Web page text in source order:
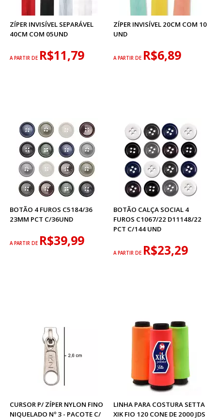
ZÍPER INVISÍVEL SEPARÁVEL
40CM COM 05UND
A PARTIR DE R$11,79
ZÍPER INVISÍVEL 20CM COM 10
UND
A PARTIR DE R$6,89
BOTÃO 4 FUROS C5184/36
23MM PCT C/36UND
A PARTIR DE R$39,99
BOTÃO CALÇA SOCIAL 4
FUROS C1067/22 D11148/22
PCT C/144 UND
A PARTIR DE R$23,29
CURSOR P/ ZÍPER NYLON FINO
NIQUELADO Nº 3 - PACOTE C/
LINHA PARA COSTURA SETTA
XIK FIO 120 CONE DE 2000 JDS